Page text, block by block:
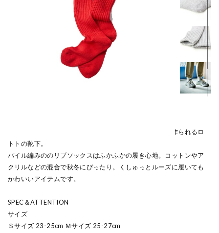
靴下国内一の生産量を誇る奈良で旧式の編み機を用いて作られるロ
トトの靴下。
パイル編みののリブソックスはふかふかの履き心地。コットンやア
クリルなどの混合で秋冬にぴったり。くしゅっとルーズに履いても
かわいいアイテムです。
SPEC＆ATTENTION
サイズ
Ｓサイズ 23-25cm Ｍサイズ 25-27cm